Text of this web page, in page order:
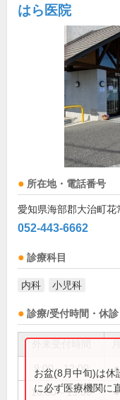
はら医院
所在地・電話番号
愛知県海部郡大治町花
052-443-6662
診療科目
内科 小児科
診療/受付時間・休診
9:00～12:00 ●
16:00～19:00 ●
お盆(8月中旬)は休
に必ず医療機関に